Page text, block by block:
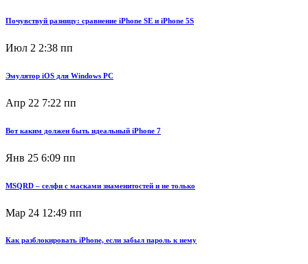
Почувствуй разницу: сравнение iPhone SE и iPhone 5S
Июл 2 2:38 пп
Эмулятор iOS для Windows PC
Апр 22 7:22 пп
Вот каким должен быть идеальный iPhone 7
Янв 25 6:09 пп
MSQRD – селфи с масками знаменитостей и не только
Мар 24 12:49 пп
Как разблокировать iPhone, если забыл пароль к нему